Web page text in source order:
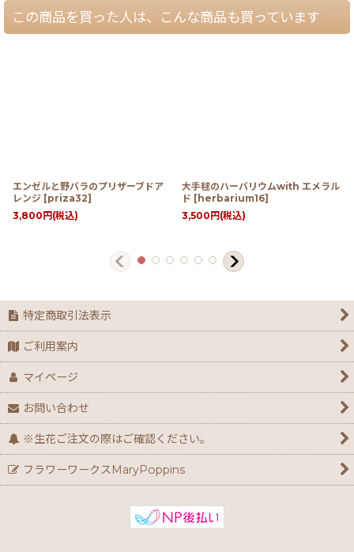
この商品を買った人は、こんな商品も買っています
エンゼルと野バラのプリザーブドア
レンジ [priza32]
3,800 円 (税込)
大手毬のハーバリウムwith エメラル
ド [ herbarium16]
3,500 円 (税込)
特定商取引法表示
ご利用案内
マイページ
お問い合わせ
※生花ご注文の際はご確認ください。
フラワーワークスMaryPoppins